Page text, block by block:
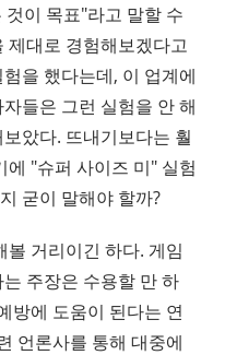
이 목표"라고 말할 수
제대로 경험해보겠다고
을 했다는데, 이 업계에
들은 그런 실험을 안 해
았다. 뜨내기보다는 훨
"슈퍼 사이즈 미" 실험
굳이 말해야 할까?
거리이긴 하다. 게임
주장은 수용할 만 하
방에 도움이 된다는 연
언론사를 통해 대중에